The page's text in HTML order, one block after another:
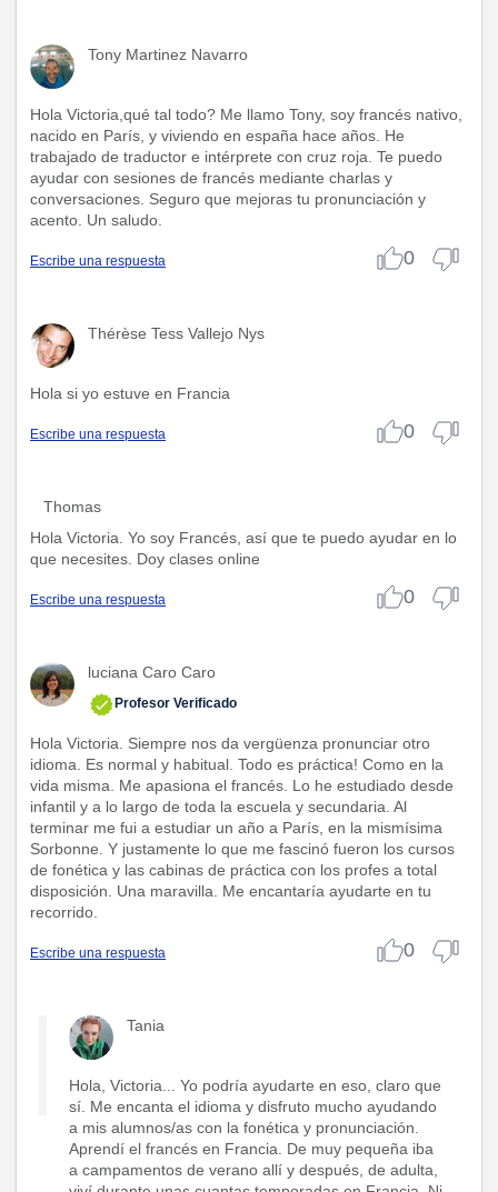
Tony Martinez Navarro
Hola Victoria,qué tal todo? Me llamo Tony, soy francés nativo,
nacido en París, y viviendo en españa hace años. He
trabajado de traductor e intérprete con cruz roja. Te puedo
ayudar con sesiones de francés mediante charlas y
conversaciones. Seguro que mejoras tu pronunciación y
acento. Un saludo.
Escribe una respuesta 0
Thérèse Tess Vallejo Nys
Hola si yo estuve en Francia
Escribe una respuesta 0
Thomas
Hola Victoria. Yo soy Francés, así que te puedo ayudar en lo
que necesites. Doy clases online
Escribe una respuesta 0
luciana Caro Caro
Profesor Verificado
Hola Victoria. Siempre nos da vergüenza pronunciar otro
idioma. Es normal y habitual. Todo es práctica! Como en la
vida misma. Me apasiona el francés. Lo he estudiado desde
infantil y a lo largo de toda la escuela y secundaria. Al
terminar me fui a estudiar un año a París, en la mismísima
Sorbonne. Y justamente lo que me fascinó fueron los cursos
de fonética y las cabinas de práctica con los profes a total
disposición. Una maravilla. Me encantaría ayudarte en tu
recorrido.
Escribe una respuesta 0
Tania
Hola, Victoria... Yo podría ayudarte en eso, claro que
sí. Me encanta el idioma y disfruto mucho ayudando
a mis alumnos/as con la fonética y pronunciación.
Aprendí el francés en Francia. De muy pequeña iba
a campamentos de verano allí y después, de adulta,